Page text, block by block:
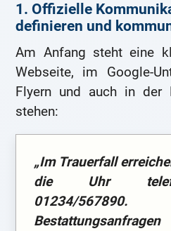
1. Offizielle
definieren und
Am Anfang steht eine
Webseite, im Google-
Flyern und auch in der
stehen:
„Im Trauerfall
die Uhr
01234/